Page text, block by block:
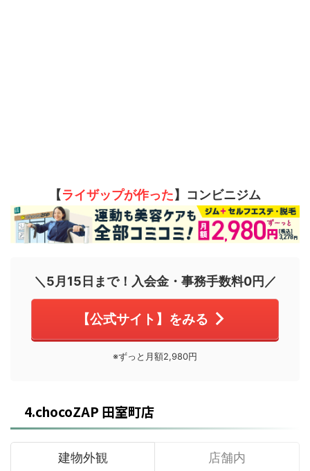
【ライザップが作った】コンビニジム
＼5月15日まで！入会金・事務手数料0円／
【公式サイト】をみる
※ずっと月額2,980円
4.chocoZAP 田室町店
建物外観 店舗内